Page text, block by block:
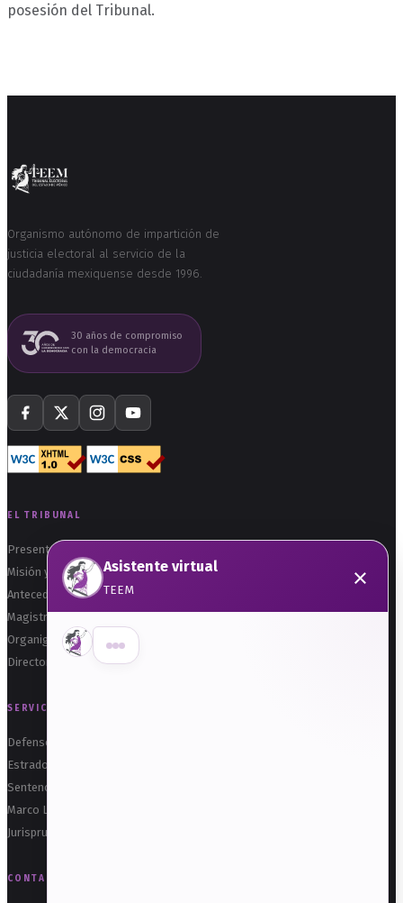
posesión del Tribunal.
Organismo autónomo de impartición de
justicia electoral al servicio de la
ciudadanía mexiquense desde 1996.
30 años de compromiso
con la democracia
EL TRIBUNAL
Presentación
Misión y Visión
Antecedentes
Magistraturas
Organigrama
Directorio
SERVICIOS
Defensoría Electoral
Estrados
Sentencias
Marco Legal
Jurisprudencia
CONTACTO
Asistente virtual
TEEM ×
Hola, soy el asistente de Transparencia.
¿Qué deseas consultar?